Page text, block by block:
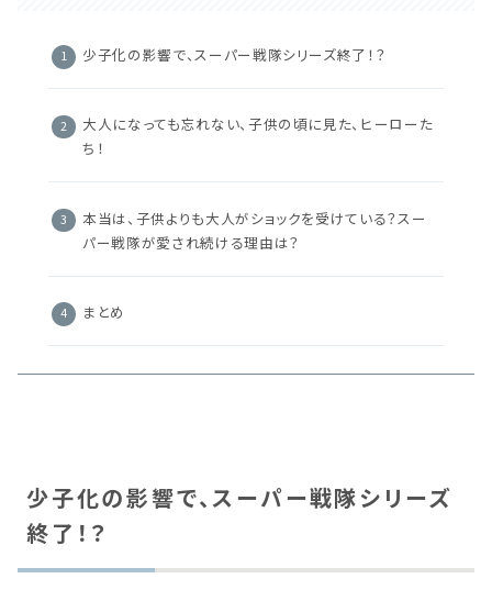
少子化の影響で、スーパー戦隊シリーズ終了！？
大人になっても忘れない、子供の頃に見た、ヒーローた
ち！
本当は、子供よりも大人がショックを受けている？スー
パー戦隊が愛され続ける理由は？
まとめ
少子化の影響で、スーパー戦隊シリーズ
終了！？